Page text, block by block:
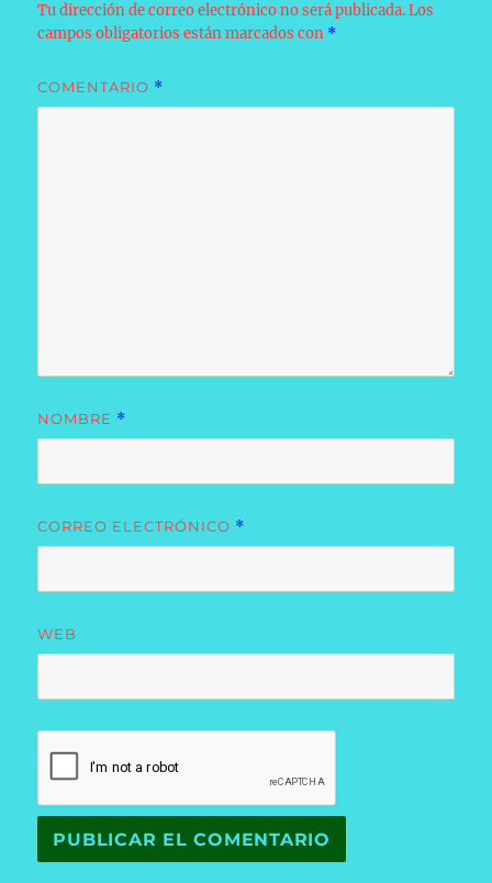
Tu dirección de correo electrónico no será publicada. Los
campos obligatorios están marcados con *
COMENTARIO *
NOMBRE *
CORREO ELECTRÓNICO *
WEB